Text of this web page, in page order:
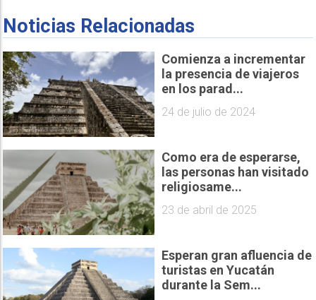
Noticias Relacionadas
Comienza a incrementar
la presencia de viajeros
en los parad...
24 de julio de 2024
Como era de esperarse,
las personas han visitado
religiosame...
23 de abril de 2025
Esperan gran afluencia de
turistas en Yucatán
durante la Sem...